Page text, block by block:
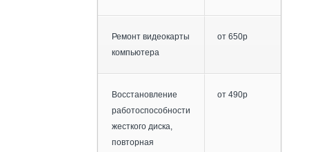
Ремонт видеокарты
компьютера
от 650р
Восстановление
работоспособности
жесткого диска,
повторная
от 490р